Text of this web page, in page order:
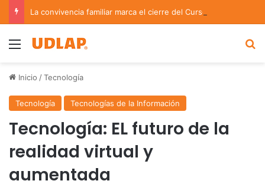
Menu
Inicio /Tecnología
Tecnología Tecnologías de la Información
Tecnología: EL futuro de la
realidad virtual y
aumentada